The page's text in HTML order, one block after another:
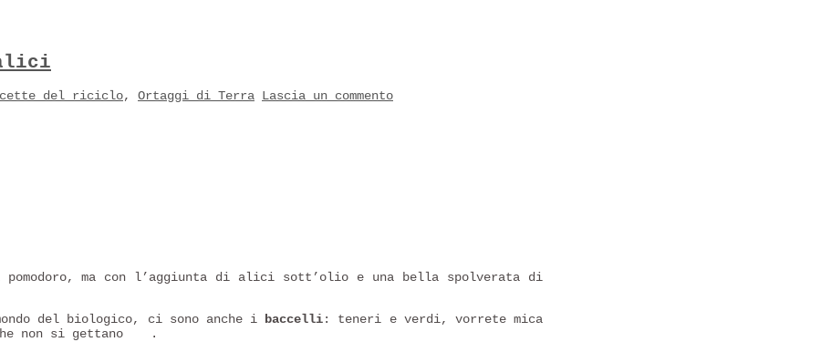
del riciclo, Ortaggi di Terra Lascia un commento
ma con l’aggiunta di alici sott’olio e una bella spolverata di
del biologico, ci sono anche i baccelli: teneri e verdi, vorrete mica
non si gettano
.